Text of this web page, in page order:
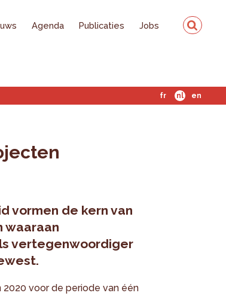
Agenda Publicaties Jobs
fr nl en
vormen de kern van
waaraan
vertegenwoordiger
voor de periode van één